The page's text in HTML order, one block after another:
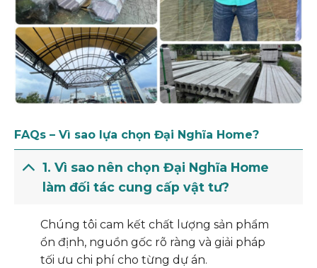
FAQs – Vì sao lựa chọn Đại Nghĩa Home?
1. Vì sao nên chọn Đại Nghĩa Home
làm đối tác cung cấp vật tư?
Chúng tôi cam kết chất lượng sản phẩm
ổn định, nguồn gốc rõ ràng và giải pháp
tối ưu chi phí cho từng dự án.